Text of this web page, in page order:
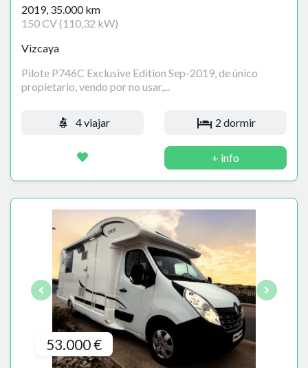
2019, 35.000 km
150 CV (110,32 kW)
Vizcaya
Pilote P746C Exclusive Edition Sep-2019, de único
propietario, vendo por no usar,...
4 viajar 2 dormir
+ info
53.000 €